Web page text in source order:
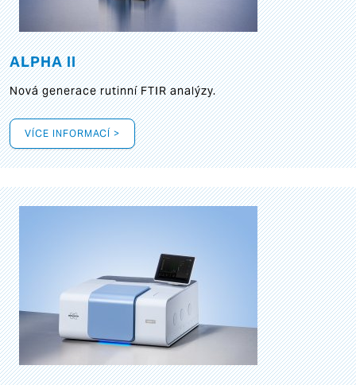
ALPHA II
Nová generace rutinní FTIR analýzy.
VÍCE INFORMACÍ >